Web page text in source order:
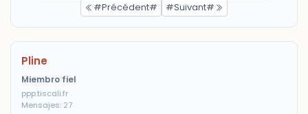
#Précédent#
#Suivant#
Pline
Miembro fiel
ppp.tiscali.fr
Mensajes: 27